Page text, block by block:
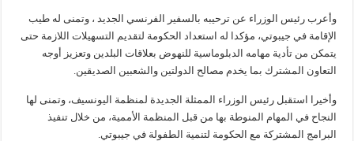
وأعرب رئيس الوزراء عن ترحيبه بالسفير الفرنسي الجديد ، وتمنى له طيب
الإقامة في جيبوتي، مؤكدا له استعداد الحكومة لتقديم التسهيلات اللازمة حتى
يتمكن من تأدية مهامه الدبلوماسية للنهوض بعلاقات البلدين وتعزيز أوجه
التعاون المشترك بما يخدم مصالح الدولتين والشعبين الصديقين.
وأخيرا استقبل رئيس الوزراء الممثلة الجديدة لمنظمة اليونسيف، وتمنى لها
النجاح في المهام المنوطة بها من قبل المنظمة الأممية، من خلال تنفيذ
البرامج المشتركة مع الحكومة لتنمية الطفولة في جيبوتي.